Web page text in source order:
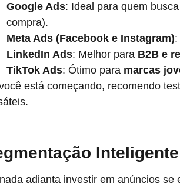
Google Ads: Ideal para quem busca
compra).
Meta Ads (Facebook e Instagram)
LinkedIn Ads: Melhor para B2B e
TikTok Ads: Ótimo para marcas
está começando, recomendo
adianta investir em anúncios se